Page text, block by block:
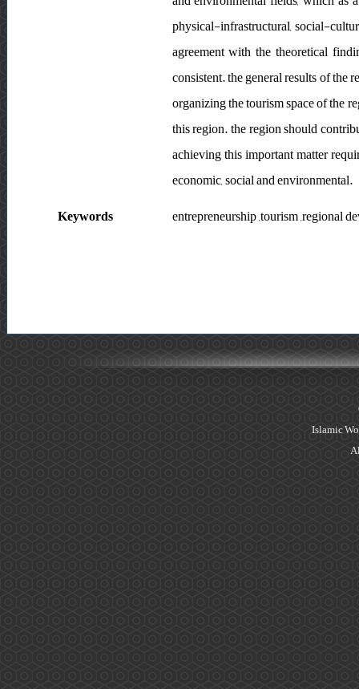
physical-infrastructural, social-
agreement with the theoretical
consistent. the general results of the
organizing the tourism space of the
this region. the region should
achieving this important matter
economic, social and environmental.
Keywords
entrepreneurship ,tourism ,regional
Islamic